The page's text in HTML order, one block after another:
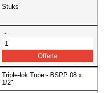
Stuks
-
Triple-lok Tube - BSPP 08 x
1/2"